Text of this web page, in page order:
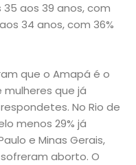
aos 39 anos, com
34 anos, com 36%
que o Amapá é o
que já
No Rio de
menos 29% já
e Minas Gerais,
aborto. O